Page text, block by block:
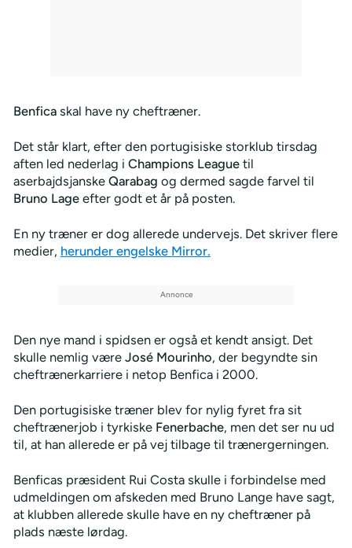
Benficaskal have ny cheftræner.
Det står klart, efter den portugisiske storklub tirsdag
aften led nederlag i Champions Leaguetil
aserbajdsjanske Qarabag og dermed sagde farvel til
Bruno Lageefter godt et år på posten.
En ny træner er dog allerede undervejs. Det skriver flere
medier, herunder engelske Mirror.
Den nye mand i spidsen er også et kendt ansigt. Det
skulle nemlig være José Mourinho, der begyndte sin
cheftrænerkarriere i netop Benfica i 2000.
Den portugisiske træner blev for nylig fyret fra sit
cheftrænerjob i tyrkiske Fenerbache, men det ser nu ud
til, at han allerede er på vej tilbage til trænergerningen.
Benficas præsident Rui Costa skulle i forbindelse med
udmeldingen om afskeden med Bruno Lange have sagt,
at klubben allerede skulle have en ny cheftræner på
plads næste lørdag.